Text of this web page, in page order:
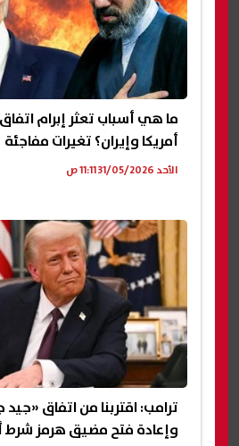
ما هي أسباب تعثر إبرام
أمريكا وإيران؟ تغيرات مفاجئة
الأحد 31/05/2026 11:11 ص
ترامب: اقتربنا من اتفاق «جيد
وإعادة فتح مضيق هرمز